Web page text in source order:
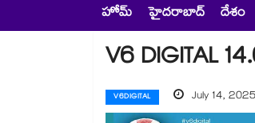
హోమ్ హైదరాబాద్ దేశం
V6 DIGITAL
V6DIGITAL July 14, 2025